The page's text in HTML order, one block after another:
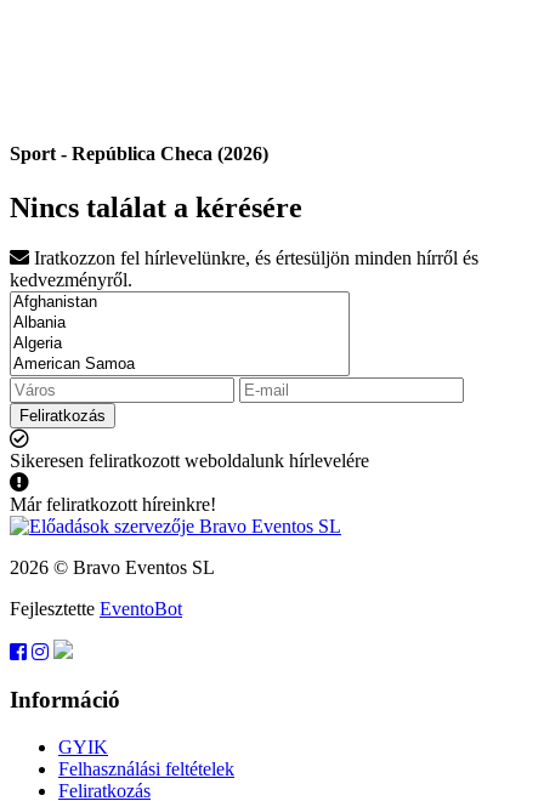
Sport - República Checa (2026)
Nincs találat a kérésére
Iratkozzon fel hírlevelünkre, és értesüljön minden hírről és
kedvezményről.
Feliratkozás
Sikeresen feliratkozott weboldalunk hírlevelére
Már feliratkozott híreinkre!
2026 © Bravo Eventos SL
Fejlesztette EventoBot
Információ
GYIK
Felhasználási feltételek
Feliratkozás